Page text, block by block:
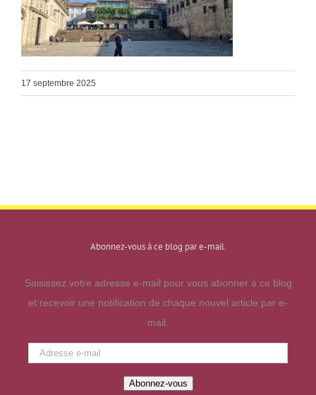
17 septembre 2025
Abonnez-vous à ce blog par e-mail.
Saisissez votre adresse e-mail pour vous abonner à ce blog
et recevoir une notification de chaque nouvel article par e-
mail.
Adresse
Abonnez-vous